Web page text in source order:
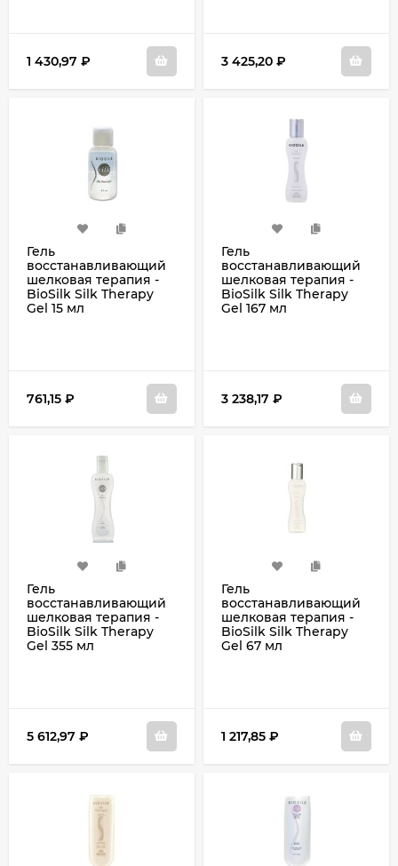
1 430,97 ₽ 3 425,20 ₽
Гель
восстанавливающий
шелковая терапия -
BioSilk Silk Therapy
Gel 15 мл
761,15 ₽
Гель
восстанавливающий
шелковая терапия -
BioSilk Silk Therapy
Gel 167 мл
3 238,17 ₽
Гель
восстанавливающий
шелковая терапия -
BioSilk Silk Therapy
Gel 355 мл
5 612,97 ₽
Гель
восстанавливающий
шелковая терапия -
BioSilk Silk Therapy
Gel 67 мл
1 217,85 ₽